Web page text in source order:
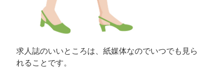
求人誌のいいところは、紙媒体なのでいつでも見ら
れることです。